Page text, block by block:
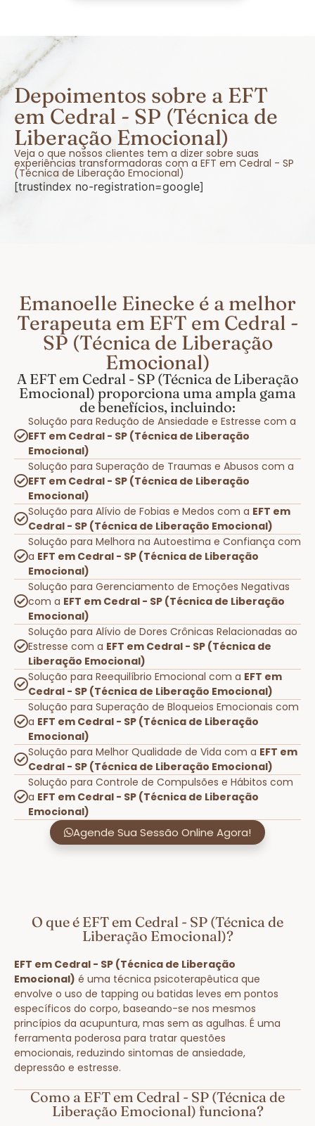
Depoimentos sobre a EFT
em Cedral - SP (Técnica de
Liberação Emocional)
Veja o que nossos clientes tem a dizer sobre suas
experiências transformadoras com a EFT em Cedral - SP
(Técnica de Liberação Emocional)
[trustindex no-registration=google]
Emanoelle Einecke é a melhor
Terapeuta em EFT em Cedral -
SP (Técnica de Liberação
Emocional)
A EFT em Cedral - SP (Técnica de Liberação
Emocional) proporciona uma ampla gama
de benefícios, incluindo:
Solução para Redução de Ansiedade e Estresse com a
EFT em Cedral - SP (Técnica de Liberação
Emocional)
Solução para Superação de Traumas e Abusos com a
EFT em Cedral - SP (Técnica de Liberação
Emocional)
Solução para Alívio de Fobias e Medos com a EFT em
Cedral - SP (Técnica de Liberação Emocional)
Solução para Melhora na Autoestima e Confiança com
a EFT em Cedral - SP (Técnica de Liberação
Emocional)
Solução para Gerenciamento de Emoções Negativas
com a EFT em Cedral - SP (Técnica de Liberação
Emocional)
Solução para Alívio de Dores Crônicas Relacionadas ao
Estresse com a EFT em Cedral - SP (Técnica de
Liberação Emocional)
Solução para Reequilíbrio Emocional com a EFT em
Cedral - SP (Técnica de Liberação Emocional)
Solução para Superação de Bloqueios Emocionais com
a EFT em Cedral - SP (Técnica de Liberação
Emocional)
Solução para Melhor Qualidade de Vida com a EFT em
Cedral - SP (Técnica de Liberação Emocional)
Solução para Controle de Compulsões e Hábitos com
a EFT em Cedral - SP (Técnica de Liberação
Emocional)
Agende Sua Sessão Online Agora!
O que é EFT em Cedral - SP (Técnica de
Liberação Emocional)?
EFT em Cedral - SP (Técnica de Liberação
Emocional) é uma técnica psicoterapêutica que
envolve o uso de tapping ou batidas leves em pontos
específicos do corpo, baseando-se nos mesmos
princípios da acupuntura, mas sem as agulhas. É uma
ferramenta poderosa para tratar questões
emocionais, reduzindo sintomas de ansiedade,
depressão e estresse.
Como a EFT em Cedral - SP (Técnica de
Liberação Emocional) funciona?